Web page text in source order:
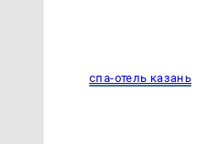
спа-отель казань